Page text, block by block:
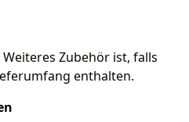
Zubehör ist, falls
enthalten.